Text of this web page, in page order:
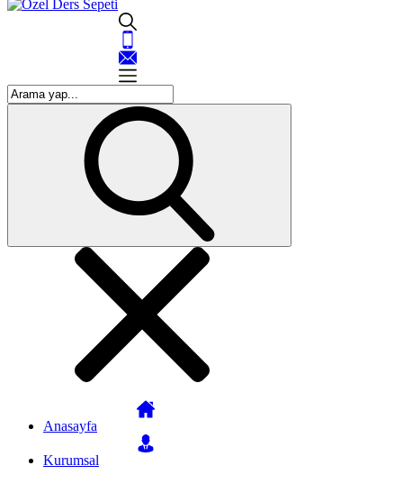
Anasayfa
Kurumsal